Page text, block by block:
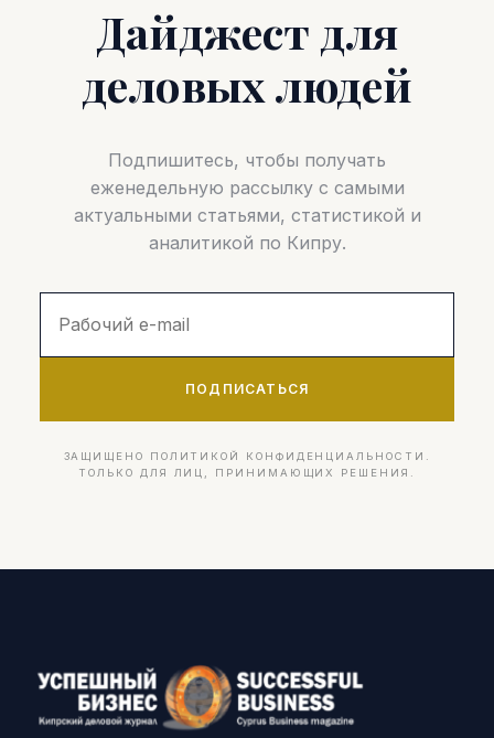
Дайджест для
деловых людей
Подпишитесь, чтобы получать
еженедельную рассылку с самыми
актуальными статьями, статистикой и
аналитикой по Кипру.
ПОДПИСАТЬСЯ
ЗАЩИЩЕНО ПОЛИТИКОЙ КОНФИДЕНЦИАЛЬНОСТИ.
ТОЛЬКО ДЛЯ ЛИЦ, ПРИНИМАЮЩИХ РЕШЕНИЯ.